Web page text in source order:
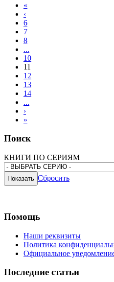
«
‹
6
7
8
...
10
11
12
13
14
...
›
»
Поиск
КНИГИ ПО СЕРИЯМ
Сбросить
Помощь
Наши реквизиты
Политика
Официальное
Последние статьи